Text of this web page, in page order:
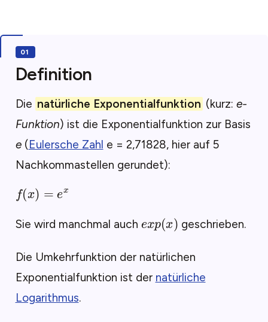
Definition
Die natürliche Exponentialfunktion (kurz: e-
Funktion) ist die Exponentialfunktion zur Basis
e(Eulersche Zahl e = 2,71828, hier auf 5
Nachkommastellen gerundet):
Sie wird manchmal auch
( )
geschrieben.
Die Umkehrfunktion der natürlichen
Exponentialfunktion ist der natürliche
Logarithmus.